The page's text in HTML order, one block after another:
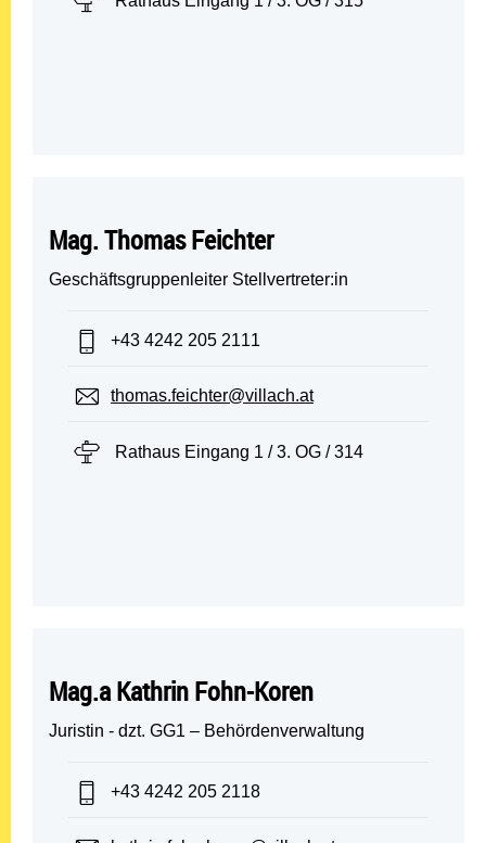
Mag. Thomas Feichter
Geschäftsgruppenleiter Stellvertreter:in
Telefon:
+43 4242 205 2111
E-Mail:
thomas.feichter@villach.at
Standort:
Rathaus Eingang 1 / 3. OG / 314
Mag.a Kathrin Fohn-Koren
Juristin - dzt. GG1 – Behördenverwaltung
Telefon:
+43 4242 205 2118